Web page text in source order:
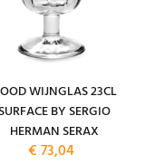
WIJNGLAS 23CL
BY SERGIO
HERMAN SERAX
€ 73,04